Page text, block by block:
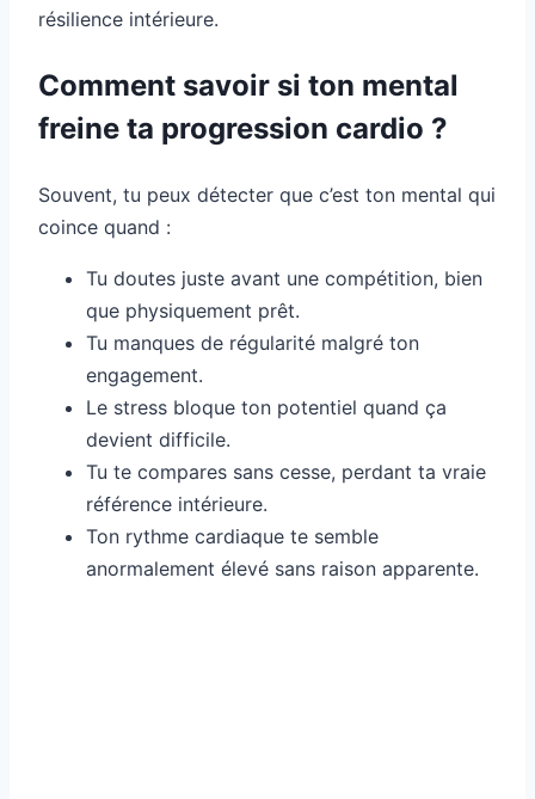
résilience intérieure.
Comment savoir si ton mental
freine ta progression cardio ?
Souvent, tu peux détecter que c’est ton mental qui
coince quand :
Tu doutes juste avant une compétition, bien
que physiquement prêt.
Tu manques de régularité malgré ton
engagement.
Le stress bloque ton potentiel quand ça
devient difficile.
Tu te compares sans cesse, perdant ta vraie
référence intérieure.
Ton rythme cardiaque te semble
anormalement élevé sans raison apparente.